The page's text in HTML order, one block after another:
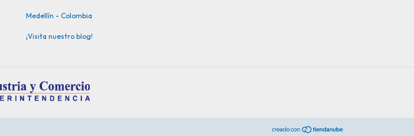
Medellín - Colombia
¡Visita nuestro blog!